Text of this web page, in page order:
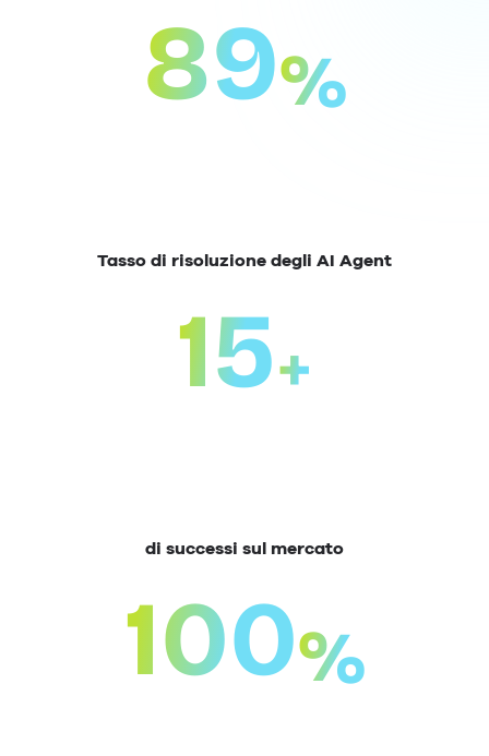
89%
Tasso di risoluzione degli AI Agent
15+
di successi sul mercato
100%